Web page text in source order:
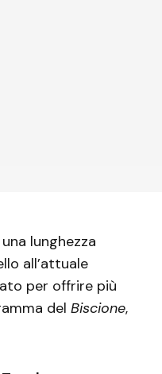
lunghezza
all’attuale
per offrire più
del Biscione,